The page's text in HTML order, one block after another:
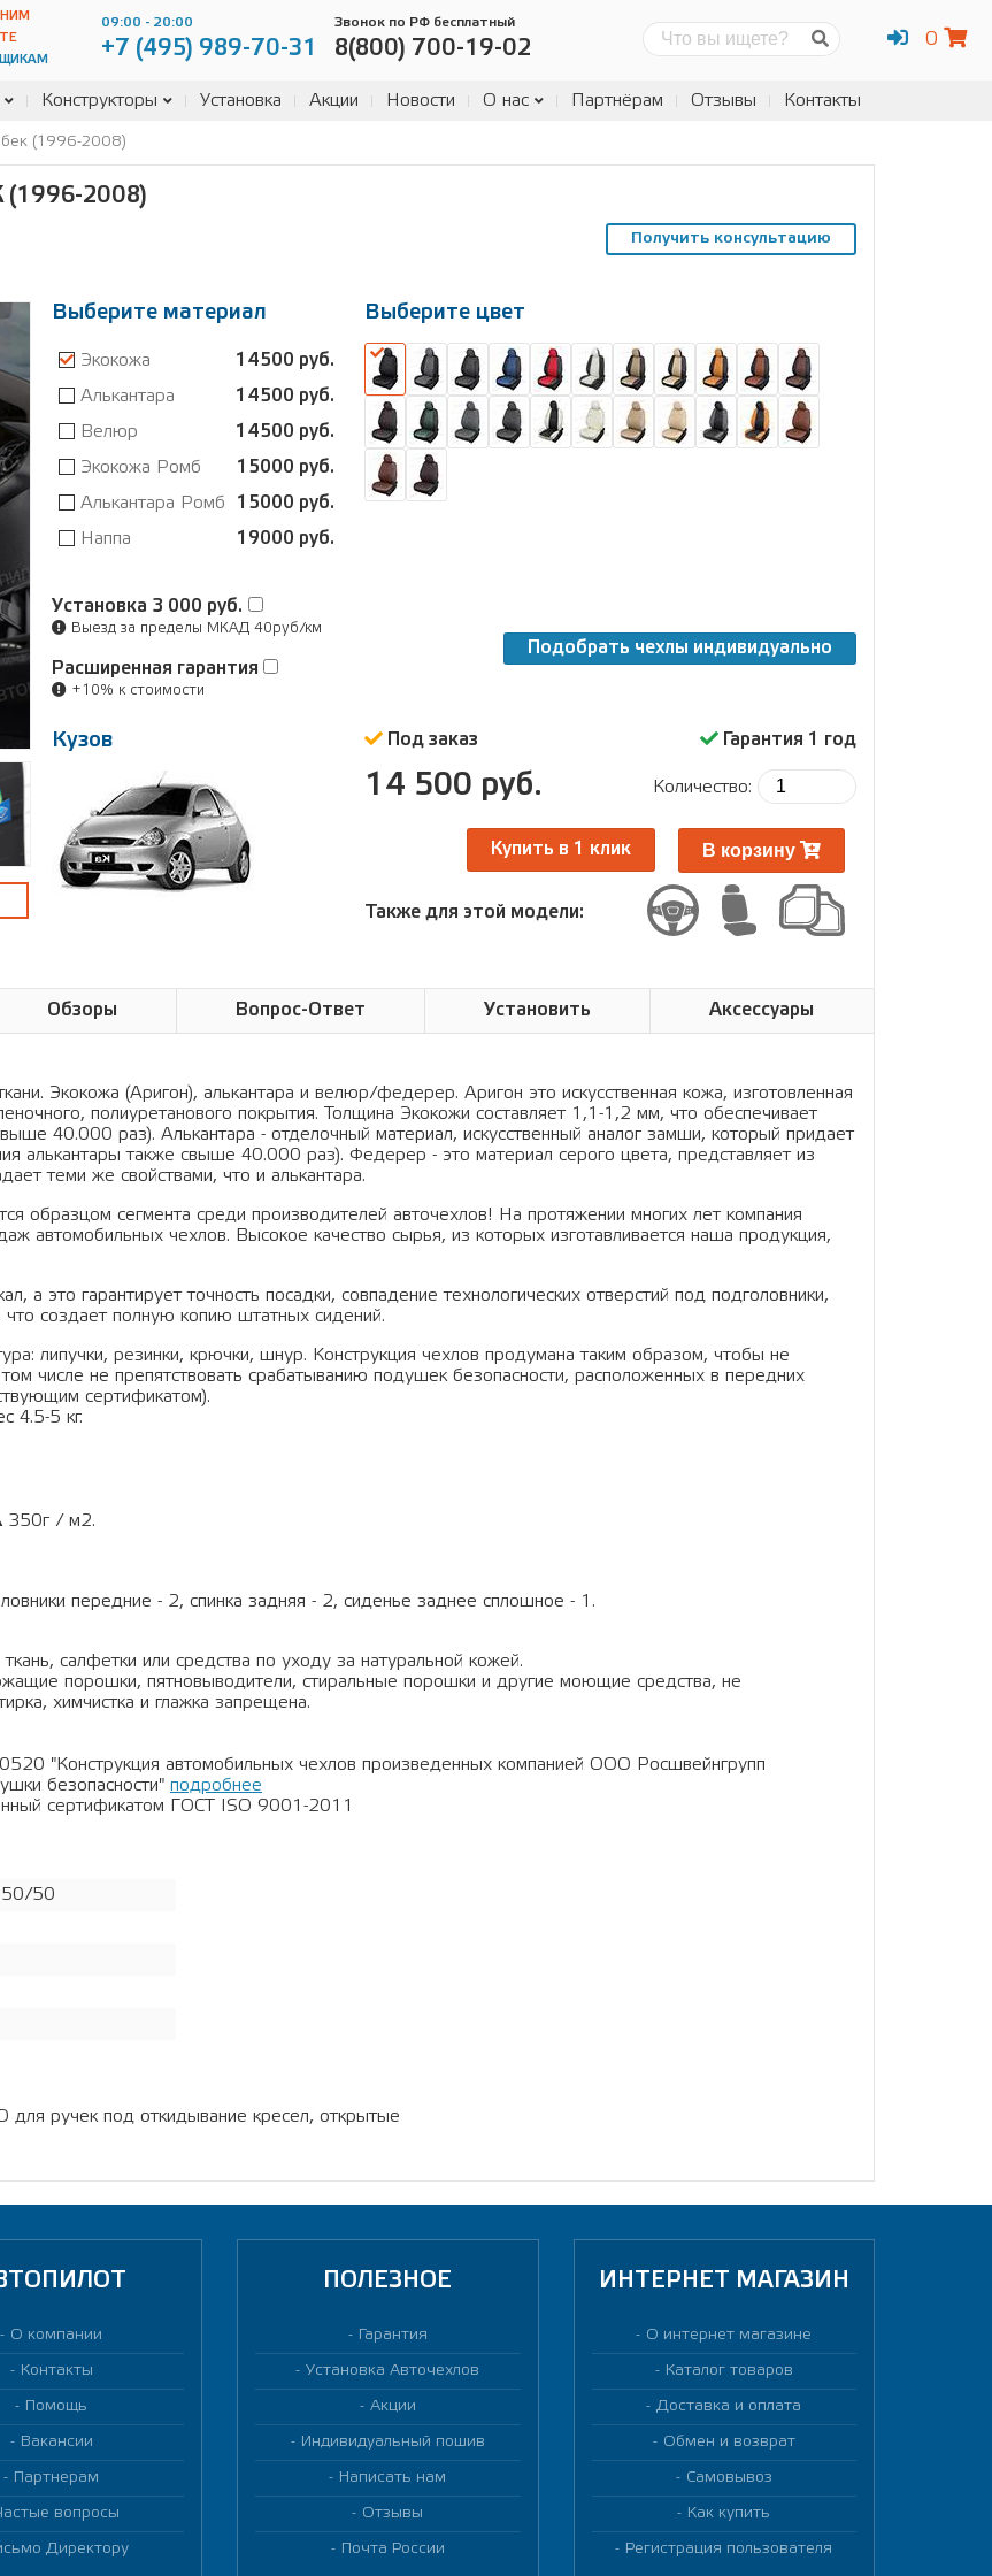
09:00 - 20:00
+7 (495) 989-70-31
Звонок по РФ бесплатный
8(800) 700-19-02 0
Конструкторы Установка Акции Новости О нас Партнёрам Отзывы Контакты
(1996-2008)
2008)
Получить консультацию
Выберите материал
Экокожа 14500 руб.
Алькантара 14500 руб.
Велюр 14500 руб.
Экокожа Ромб 15000 руб.
Алькантара Ромб 15000 руб.
Наппа 19000 руб.
Выберите цвет
Подобрать чехлы индивидуально
Установка 3 000 руб.
Выезд за пределы МКАД 40руб/км
Расширенная гарантия
+10% к стоимости
Кузов Под заказ Гарантия 1 год
14 500 руб. Количество:
Купить в 1 клик В корзину
Также для этой модели:
Обзоры Вопрос-Ответ Установить Аксессуары
Экокожа (Аригон), алькантара и велюр/федерер. Аригон это искусственная кожа, изготовленная
полиуретанового покрытия. Толщина Экокожи составляет 1,1-1,2 мм, что обеспечивает
40.000 раз). Алькантара - отделочный материал, искусственный аналог замши, который придает
алькантары также свыше 40.000 раз). Федерер - это материал серого цвета, представляет из
теми же свойствами, что и алькантара.
образцом сегмента среди производителей авточехлов! На протяжении многих лет компания
автомобильных чехлов. Высокое качество сырья, из которых изготавливается наша продукция,
а это гарантирует точность посадки, совпадение технологических отверстий под подголовники,
что создает полную копию штатных сидений.
липучки, резинки, крючки, шнур. Конструкция чехлов продумана таким образом, чтобы не
числе не препятствовать срабатыванию подушек безопасности, расположенных в передних
сертификатом).
4.5-5 кг.
350г / м2.
передние - 2, спинка задняя - 2, сиденье заднее сплошное - 1.
салфетки или средства по уходу за натуральной кожей.
порошки, пятновыводители, стиральные порошки и другие моющие средства, не
химчистка и глажка запрещена.
"Конструкция автомобильных чехлов произведенных компанией ООО Росшвейнгрупп
безопасности" подробнее
сертификатом ГОСТ ISO 9001-2011
50/50
ручек под откидывание кресел, открытые
О компании
Контакты
Помощь
Вакансии
Партнерам
вопросы
Директору
ПОЛЕЗНОЕ
Гарантия
Установка Авточехлов
Акции
Индивидуальный пошив
Написать нам
Отзывы
Почта России
ИНТЕРНЕТ МАГАЗИН
О интернет магазине
Каталог товаров
Доставка и оплата
Обмен и возврат
Самовывоз
Как купить
Регистрация пользователя